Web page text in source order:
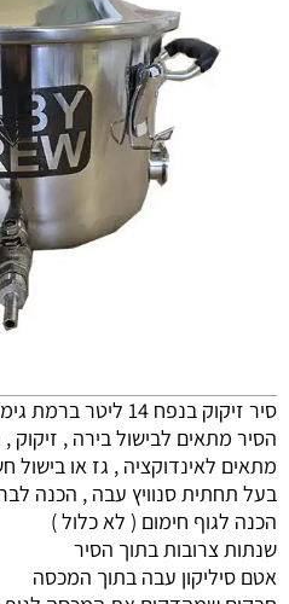
סיר זיקוק בנפח 14 ליטר ברמת גימור גבוהה
הסיר מתאים לבישול בירה ,
מתאים לאינדוקציה , גז או בישול
בעל תחתית סנוויץ עבה , הכנה
הכנה לגוף חימום ( לא כלול )
שנתות צרובות בתוך הסיר
אטם סיליקון עבה בתוך המכסה